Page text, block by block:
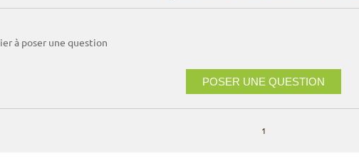
à poser une question
POSER UNE QUESTION
1